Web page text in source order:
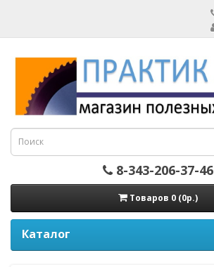
8-343-206-37-46
Товаров 0 (0р.)
Каталог